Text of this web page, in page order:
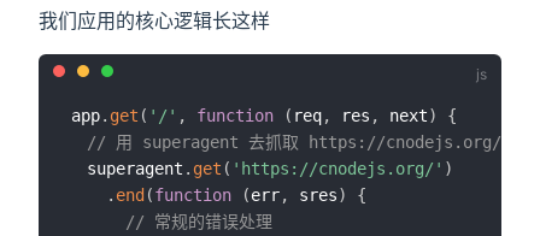
我们应用的核心逻辑长这样
app. get ( '/' , function ( req, res , next)
{
// 用 superagent 去抓取 https://cnodejs.org/ 的
  superagent
. get ( 'https://cnodejs.org/' )
. end (function (err, sres)
{
// 常规的错误处理